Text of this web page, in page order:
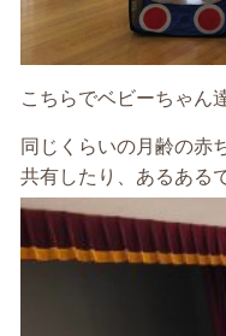
こちらでベビーちゃん
同じくらいの月齢の赤
共有したり、あるある